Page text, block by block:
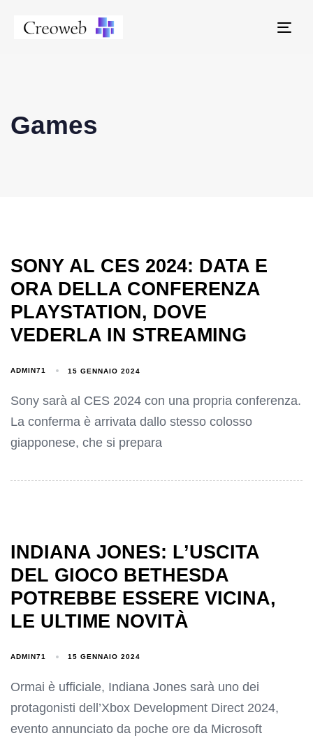
Games
SONY AL CES 2024: DATA E
ORA DELLA CONFERENZA
PLAYSTATION, DOVE
VEDERLA IN STREAMING
ADMIN71 15 GENNAIO 2024
Sony sarà al CES 2024 con una propria conferenza.
La conferma è arrivata dallo stesso colosso
giapponese, che si prepara
INDIANA JONES: L’USCITA
DEL GIOCO BETHESDA
POTREBBE ESSERE VICINA,
LE ULTIME NOVITÀ
ADMIN71 15 GENNAIO 2024
Ormai è ufficiale, Indiana Jones sarà uno dei
protagonisti dell’Xbox Development Direct 2024,
evento annunciato da poche ore da Microsoft